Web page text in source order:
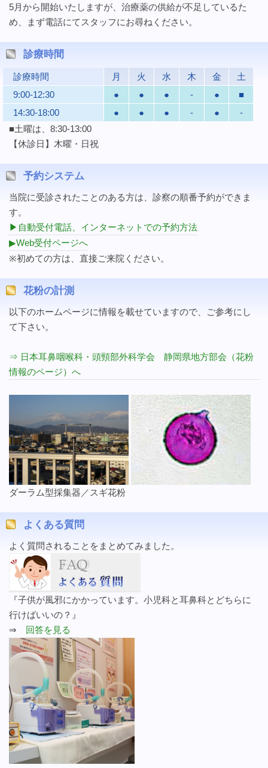
5月から開始いたしますが、治療薬の供給が不足しているた
め、まず電話にてスタッフにお尋ねください。
診療時間
診療時間 月 火 水 木 金
土
9:00-12:30
● ● ● - ●
■
14:30-18:00
● ● ● - ●
-
■土曜は、8:30-13:00
【休診日】木曜・日祝
予約システム
当院に受診されたことのある方は、診察の順番予約ができま
す。
▶自動受付電話、インターネットでの予約方法
▶Web受付ページへ
※初めての方は、直接ご来院ください。
花粉の計測
以下のホームページに情報を載せていますので、ご参考にし
て下さい。
⇒ 日本耳鼻咽喉科・頭頸部外科学会 静岡県地方部会（花粉
情報のページ）へ
ダーラム型採集器／スギ花粉
よくある質問
よく質問されることをまとめてみました。
『子供が風邪にかかっています。小児科と耳鼻科とどちらに
行けばいいの？』
⇒ 回答を見る